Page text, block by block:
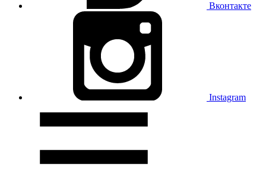
Вконтакте
Instagram